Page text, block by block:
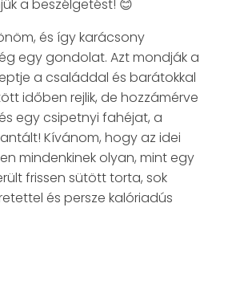
a beszélgetést! 😊
és így karácsony
egy gondolat. Azt mondják a
a családdal és barátokkal
időben rejlik, de hozzámérve
egy csipetnyi fahéjat, a
Kívánom, hogy az idei
mindenkinek olyan, mint egy
frissen sütött torta, sok
és persze kalóriadús